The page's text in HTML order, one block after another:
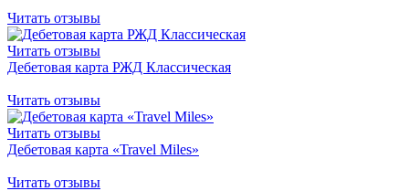
Читать отзывы
Читать отзывы
Дебетовая карта РЖД Классическая
Читать отзывы
Читать отзывы
Дебетовая карта «Travel Miles»
Читать отзывы